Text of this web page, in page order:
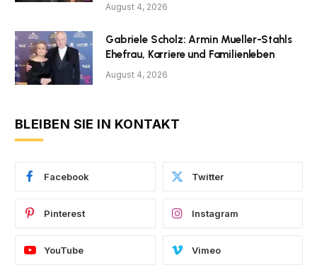
August 4, 2026
Gabriele Scholz: Armin Mueller-Stahls
Ehefrau, Karriere und Familienleben
August 4, 2026
BLEIBEN SIE IN KONTAKT
Facebook Twitter
Pinterest Instagram
YouTube Vimeo